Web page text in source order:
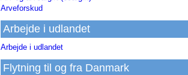
Arveforskud
Arbejde i udlandet
Arbejde i udlandet
Flytning til og fra Danmark